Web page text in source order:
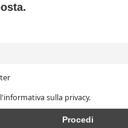
sulla privacy.